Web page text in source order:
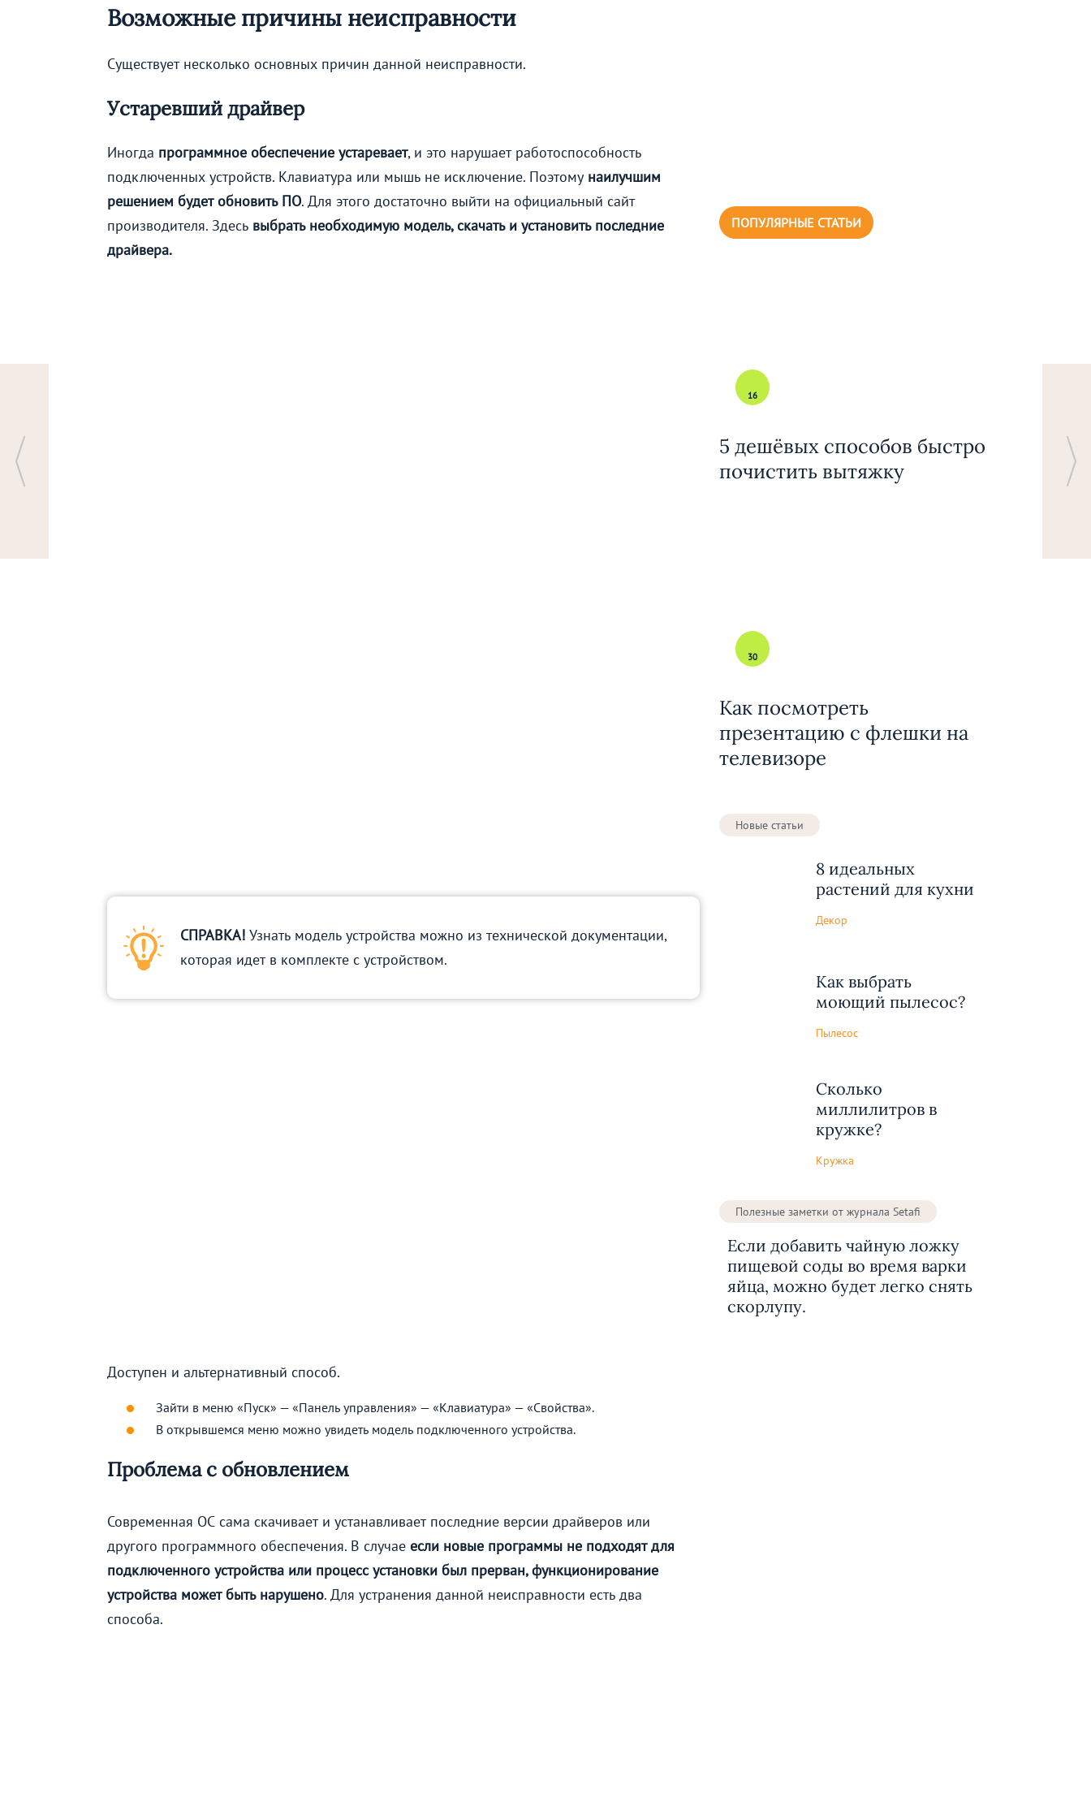
Возможные причины неисправности
Существует несколько основных причин данной неисправности.
Устаревший драйвер
Иногда программное обеспечение устаревает, и это нарушает работоспособность
подключенных устройств. Клавиатура или мышь не исключение. Поэтому наилучшим
решением будет обновить ПО. Для этого достаточно выйти на официальный сайт
производителя. Здесь выбрать необходимую модель, скачать и установить последние
драйвера.
СПРАВКА! Узнать модель устройства можно из технической документации,
которая идет в комплекте с устройством.
Доступен и альтернативный способ.
Зайти в меню «Пуск» — «Панель управления» — «Клавиатура» — «Свойства».
В открывшемся меню можно увидеть модель подключенного устройства.
Проблема с обновлением
Современная ОС сама скачивает и устанавливает последние версии драйверов или
другого программного обеспечения. В случае если новые программы не подходят для
подключенного устройства или процесс установки был прерван, функционирование
устройства может быть нарушено. Для устранения данной неисправности есть два
способа.
ПОПУЛЯРНЫЕ СТАТЬИ
16
5 дешёвых способов быстро
почистить вытяжку
30
Как посмотреть
презентацию с флешки на
телевизоре
Новые статьи
8 идеальных
растений для кухни
Декор
Как выбрать
моющий пылесос?
Пылесос
Сколько
миллилитров в
кружке?
Кружка
Полезные заметки от журнала Setafi